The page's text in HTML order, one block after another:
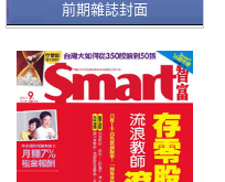
前期雜誌封面